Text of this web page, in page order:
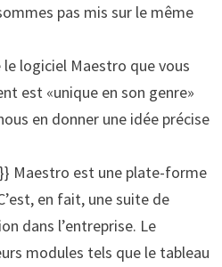
pas mis sur le même
logiciel Maestro que vous
est «unique en son genre»
en donner une idée précise
Maestro est une plate-forme
en fait, une suite de
dans l’entreprise. Le
modules tels que le tableau